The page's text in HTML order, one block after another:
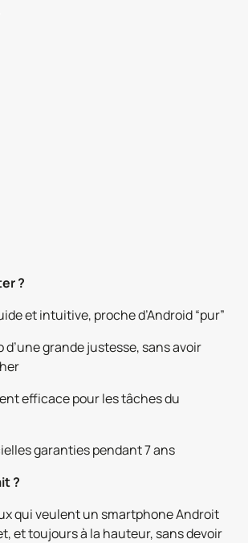
?
et intuitive, proche d’Android “pur”
grande justesse, sans avoir
efficace pour les tâches du
garanties pendant 7 ans
?
qui veulent un smartphone Androit
et toujours à la hauteur, sans devoir